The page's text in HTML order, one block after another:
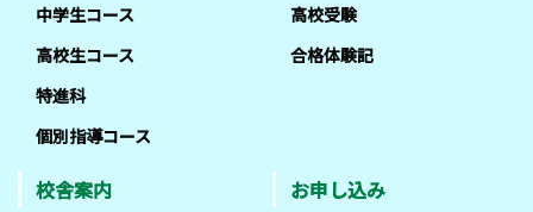
中学生コース
高校生コース
特進科
個別指導コース
高校受験
合格体験記
校舎案内 お申し込み